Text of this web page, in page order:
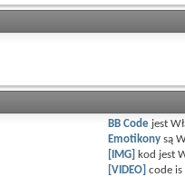
BB Code jest
Emotikony są
[IMG] kod jest
[VIDEO] code is